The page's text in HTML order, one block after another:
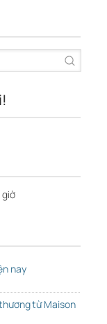
nay
từ Maison